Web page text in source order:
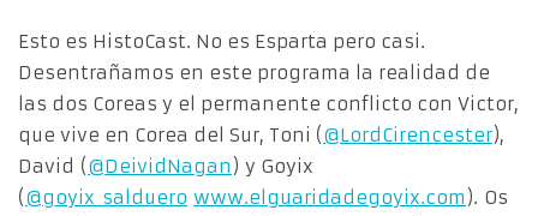
Esto es HistoCast. No es Esparta pero casi.
Desentrañamos en este programa la realidad de
las dos Coreas y el permanente conflicto con Victor,
que vive en Corea del Sur, Toni (@LordCirencester),
David (@DeividNagan ) y Goyix
(@goyix_salduero www.elguaridadegoyix.com ). Os